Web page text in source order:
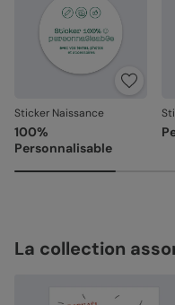
Votre satisfaction,
Si vous constatez le
découpe ou à
30 jours. Nous nous
En revanche, si le point
vous avez validée (texte,
Sticker Naissance
100%
Personnalisable
La collection